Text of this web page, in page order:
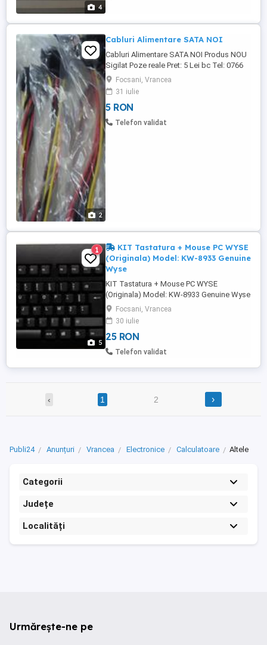
4
2
Cabluri Alimentare SATA NOI
Cabluri Alimentare SATA NOI Produs NOU
Sigilat Poze reale Pret: 5 Lei bc Tel: 0766
501 660Focsani, Vrancea
31 iulie
5 RON
Telefon validat
5
1
KIT Tastatura + Mouse PC WYSE
(Originala) Model: KW-8933 Genuine
Wyse
KIT Tastatura + Mouse PC WYSE
(Originala) Model: KW-8933 Genuine Wyse
Standard 104-Key USB Black Keyboard
with PS/2 Port Mufa separata in lateral
pentru mouse (economie de porturi) Full
testat KIT Foarte bine intretinut Poze reale.
Pret: 25 Lei
Focsani, Vrancea
30 iulie
25 RON
Telefon validat
‹ 1 2 ›
Publi24 Anunțuri Vrancea Electronice Calculatoare Altele
Categorii
Județe
Localități
Urmărește-ne pe